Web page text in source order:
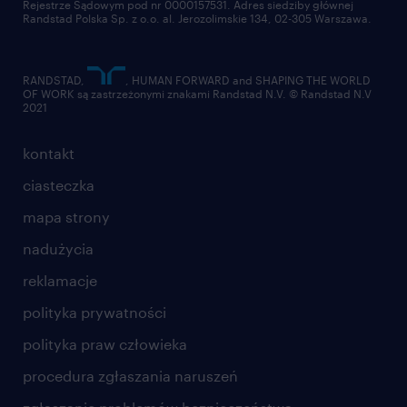
kontakt
ciasteczka
mapa strony
nadużycia
reklamacje
polityka prywatności
polityka praw człowieka
procedura zgłaszania naruszeń
Rejestrze Sądowym pod nr 0000157531. Adres siedziby głównej
Randstad Polska Sp. z o.o. al. Jerozolimskie 134, 02-305 Warszawa.
RANDSTAD,
, HUMAN FORWARD and SHAPING THE WORLD
OF WORK są zastrzeżonymi znakami Randstad N.V. © Randstad N.V
2021